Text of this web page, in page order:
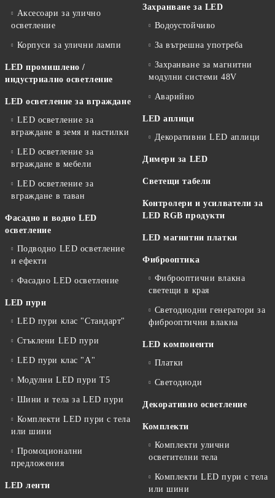
Аксесоари за улично
осветление
Корпуси за улични лампи
LED промишлено /
индустриално осветление
LED осветление за вграждане
LED осветление за
вграждане в земя и настилки
LED осветление за
вграждане в мебели
LED осветление за
вграждане в таван
Фасадно и водно LED
осветление
Подводно LED осветление
и ефекти
Фасадно LED осветление
LED пури
LED пури клас "Стандарт"
Стъклени LED пури
LED пури клас "А"
Модулни LED пури T5
Шини и тела за LED пури
Комплекти LED пури с тела
или шини
Промоционални
предложения
LED ленти
Захранване за LED
Водоустойчиво
За вътрешна употреба
Захранване за магнитни
модулни системи 48V
Аварийно
LED аплици
Декоративни LED аплици
Димери за LED
Светещи табели
Контролери и усилватели за
LED RGB продукти
LED магнитни платки
Фиброоптика
Фиброоптични влакна
светещи в края
Светодиодни генератори за
фиброоптични влакна
LED компоненти
Платки
Светодиоди
Декоративно осветление
Комплекти
Комплекти улични
осветителни тела
Комплекти LED пури с тела
или шини